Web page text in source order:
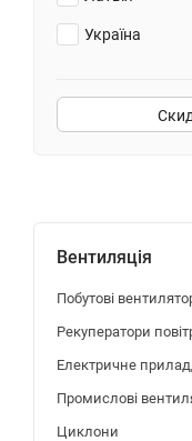
Україна
Вентиляція
Побутові
Рекуператори
Електричне
Промислові
Циклони